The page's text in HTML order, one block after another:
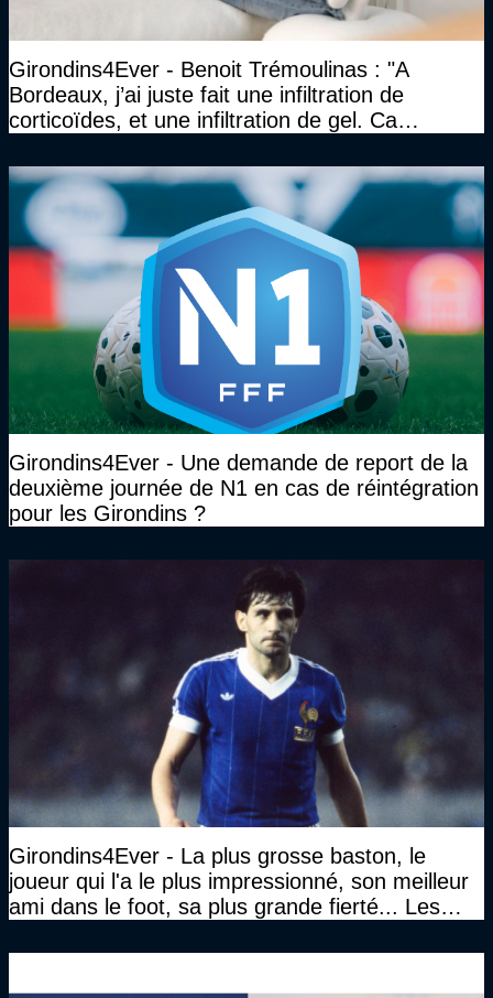
Girondins4Ever - Benoit Trémoulinas : "A
Bordeaux, j’ai juste fait une infiltration de
corticoïdes, et une infiltration de gel. Ca
Girondins4Ever - Une demande de report de la
deuxième journée de N1 en cas de réintégration
pour les Girondins ?
Girondins4Ever - La plus grosse baston, le
joueur qui l'a le plus impressionné, son meilleur
ami dans le foot, sa plus grande fierté... Les